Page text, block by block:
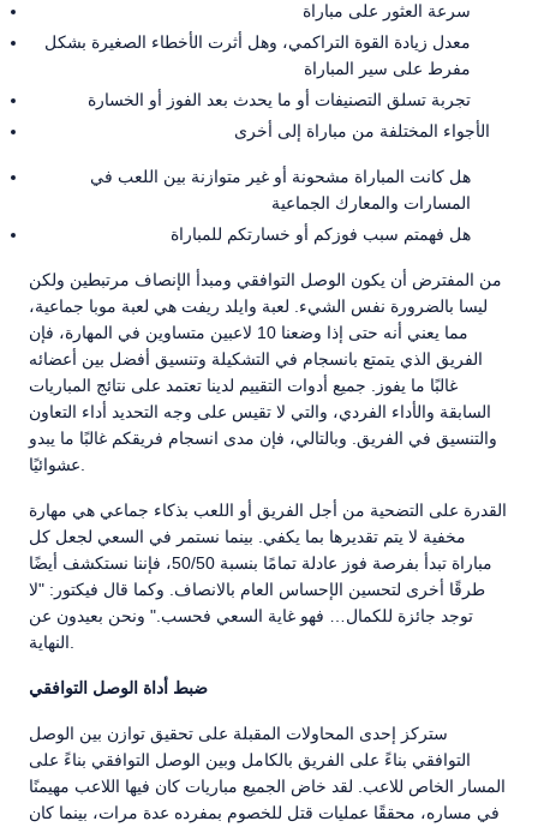
سرعة العثور على مباراة
معدل زيادة القوة التراكمي، وهل أثرت الأخطاء الصغيرة بشكل
مفرط على سير المباراة
تجربة تسلق التصنيفات أو ما يحدث بعد الفوز أو الخسارة
الأجواء المختلفة من مباراة إلى أخرى
هل كانت المباراة مشحونة أو غير متوازنة بين اللعب في
المسارات والمعارك الجماعية
هل فهمتم سبب فوزكم أو خسارتكم للمباراة
من المفترض أن يكون الوصل التوافقي ومبدأ الإنصاف مرتبطين ولكن
ليسا بالضرورة نفس الشيء. لعبة وايلد ريفت هي لعبة موبا جماعية،
مما يعني أنه حتى إذا وضعنا 10 لاعبين متساوين في المهارة، فإن
الفريق الذي يتمتع بانسجام في التشكيلة وتنسيق أفضل بين أعضائه
غالبًا ما يفوز. جميع أدوات التقييم لدينا تعتمد على نتائج المباريات
السابقة والأداء الفردي، والتي لا تقيس على وجه التحديد أداء التعاون
والتنسيق في الفريق. وبالتالي، فإن مدى انسجام فريقكم غالبًا ما يبدو
القدرة على التضحية من أجل الفريق أو اللعب بذكاء جماعي هي مهارة
مخفية لا يتم تقديرها بما يكفي. بينما نستمر في السعي لجعل كل
مباراة تبدأ بفرصة فوز عادلة تمامًا بنسبة 50/50، فإننا نستكشف أيضًا
طرقًا أخرى لتحسين الإحساس العام بالانصاف. وكما قال فيكتور: "لا
توجد جائزة للكمال… فهو غاية السعي فحسب." ونحن بعيدون عن
ضبط أداة الوصل التوافقي
ستركز إحدى المحاولات المقبلة على تحقيق توازن بين الوصل
التوافقي بناءً على الفريق بالكامل وبين الوصل التوافقي بناءً على
المسار الخاص للاعب. لقد خاض الجميع مباريات كان فيها اللاعب مهيمنًا
في مساره، محققًا عمليات قتل للخصوم بمفرده عدة مرات، بينما كان